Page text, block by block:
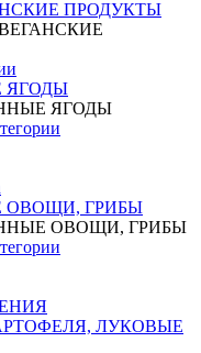
ПРОДУКТЫ
ЯГОДЫ
ЯГОДЫ
ГРИБЫ
ОВОЩИ, ГРИБЫ
ЛУКОВЫЕ